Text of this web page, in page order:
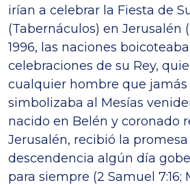
irían a celebrar la Fiesta de
(Tabernáculos) en Jerusalén
1996, las naciones
celebraciones de su Rey,
cualquier hombre que jamás
simbolizaba al Mesías
nacido en Belén y coronado
Jerusalén, recibió la
descendencia algún día
para siempre (2 Samuel 7:16;